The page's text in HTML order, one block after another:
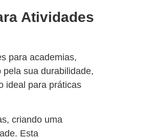
Atividades
para academias,
sua durabilidade,
ideal para práticas
criando uma
Esta